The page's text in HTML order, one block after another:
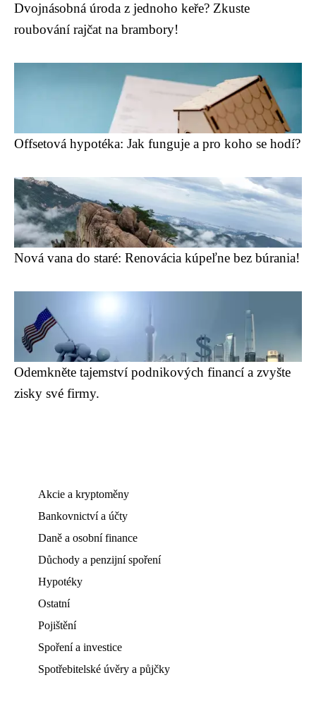
Dvojnásobná úroda z jednoho keře? Zkuste
roubování rajčat na brambory!
Offsetová hypotéka: Jak funguje a pro koho se hodí?
Nová vana do staré: Renovácia kúpeľne bez búrania!
Odemkněte tajemství podnikových financí a zvyšte
zisky své firmy.
Akcie a kryptoměny
Bankovnictví a účty
Daně a osobní finance
Důchody a penzijní spoření
Hypotéky
Ostatní
Pojištění
Spoření a investice
Spotřebitelské úvěry a půjčky